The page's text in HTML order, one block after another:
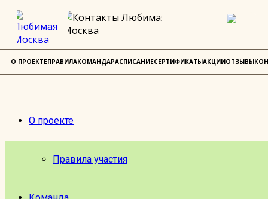
О проекте
Правила участия
О ПРОЕКТЕПРАВИЛАКОМАНДАРАСПИСАНИЕСЕРТИФИКАТЫАКЦИИОТЗЫВЫ